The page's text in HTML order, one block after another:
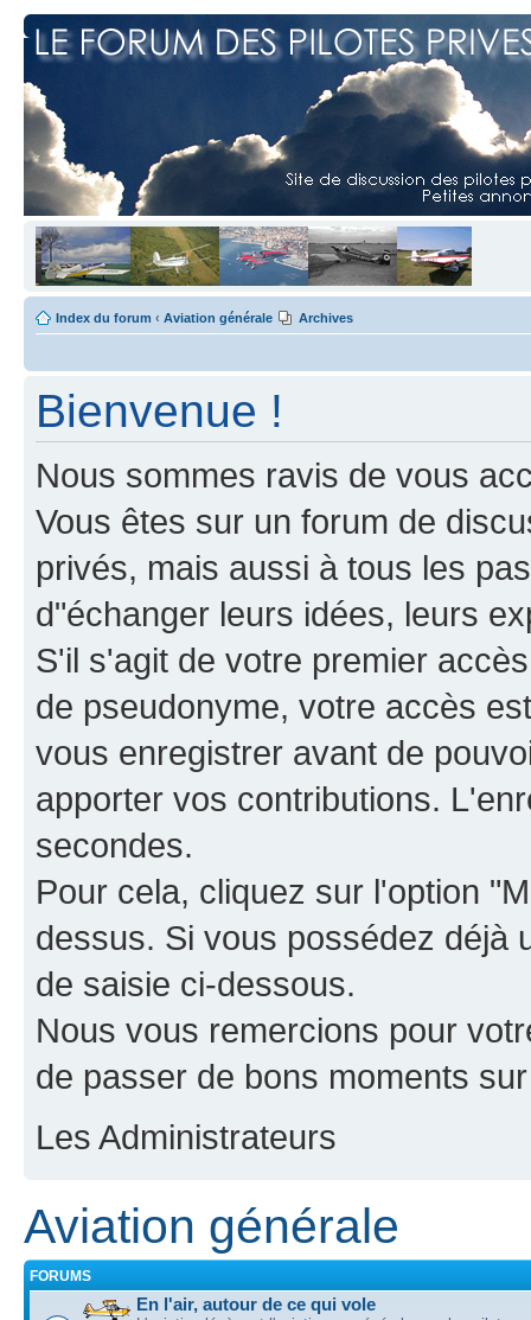
Index du forum ‹ Aviation générale Archives
Bienvenue !
Nous sommes ravis de vous
Vous êtes sur un forum de
privés, mais aussi à tous les
d"échanger leurs idées, leurs
S'il s'agit de votre premier
de pseudonyme, votre accès
vous enregistrer avant de
apporter vos contributions.
secondes.
Pour cela, cliquez sur l'option
dessus. Si vous possédez déjà
de saisie ci-dessous.
Nous vous remercions pour
de passer de bons moments
Les Administrateurs
Aviation générale
FORUMS
En l'air, autour de ce qui vole